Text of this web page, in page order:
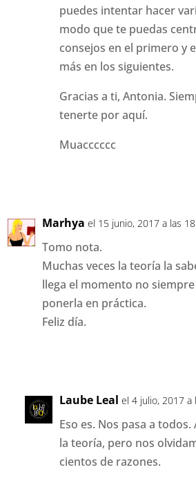
puedes intentar hacer
modo que te puedas
consejos en el primero y
más en los siguientes.
Gracias a ti, Antonia.
tenerte por aquí.
Muacccccc
Marhya el 15 junio, 2017 a las
Tomo nota.
Muchas veces la teoría la
llega el momento no
ponerla en práctica.
Feliz día.
Laube Leal el 4 julio, 2017 a
Eso es. Nos pasa a
la teoría, pero nos
cientos de razones.